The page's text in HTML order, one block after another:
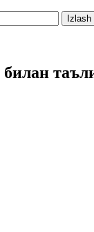
билан